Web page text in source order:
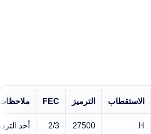
الاستقطاب الترميز FEC ملاحظات
H
27500
2/3